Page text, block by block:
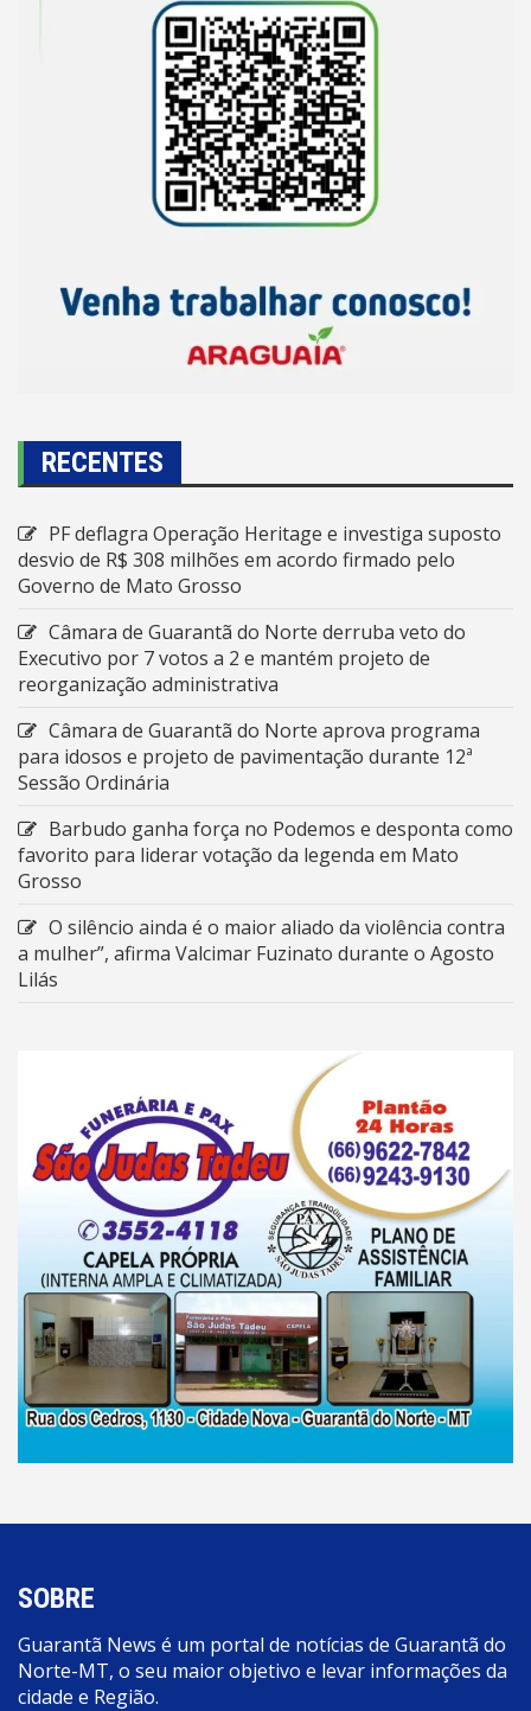
RECENTES
PF deflagra Operação Heritage e investiga suposto
desvio de R$ 308 milhões em acordo firmado pelo
Governo de Mato Grosso
Câmara de Guarantã do Norte derruba veto do
Executivo por 7 votos a 2 e mantém projeto de
reorganização administrativa
Câmara de Guarantã do Norte aprova programa
para idosos e projeto de pavimentação durante 12ª
Sessão Ordinária
Barbudo ganha força no Podemos e desponta como
favorito para liderar votação da legenda em Mato
Grosso
O silêncio ainda é o maior aliado da violência contra
a mulher”, afirma Valcimar Fuzinato durante o Agosto
Lilás
SOBRE
Guarantã News é um portal de notícias de Guarantã do
Norte-MT, o seu maior objetivo e levar informações da
cidade e Região.